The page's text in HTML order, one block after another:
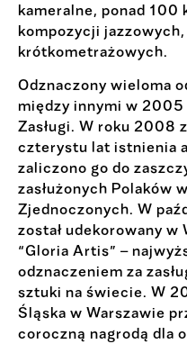
kameralne, ponad 100
kompozycji
krótkometrażowych.
Odznaczony wieloma
między innymi w 2005
Zasługi. W roku 2008
czterystu lat istnienia
zaliczono go do
zasłużonych Polaków
Zjednoczonych. W
został udekorowany w
“Gloria Artis” –
odznaczeniem za
sztuki na świecie. W
Śląska w Warszawie
coroczną nagrodą dla